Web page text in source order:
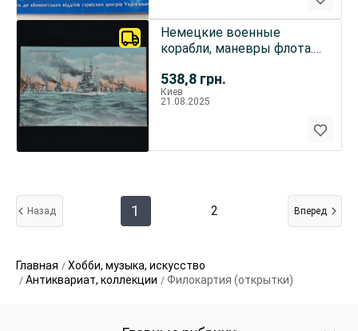
538,8 грн.
Немецкие военные
корабли, маневры флота.
Киев
21.08.2025
Назад 1 2 Вперед
Главная
Хобби, музыка, искусство
Антиквариат, коллекции
Филокартия (открытки)